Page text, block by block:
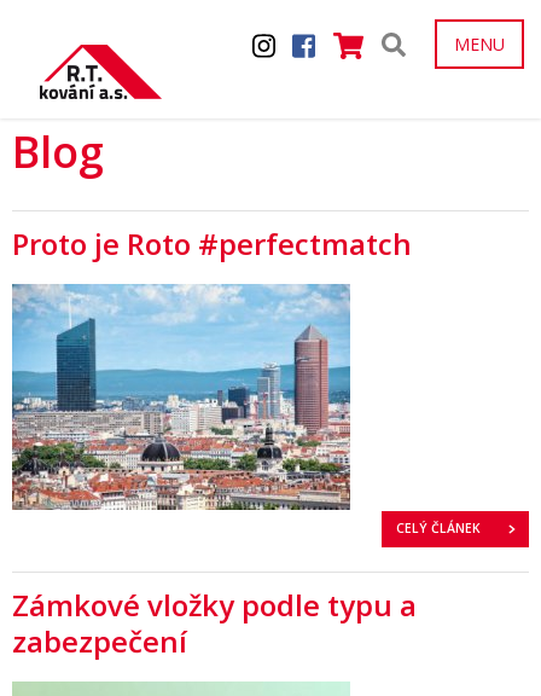
MENU
Blog
Proto je Roto #perfectmatch
CELÝ ČLÁNEK
Zámkové vložky podle typu a
zabezpečení